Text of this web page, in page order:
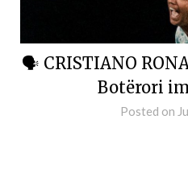
🗣 CRISTIANO
Botërori
Posted on